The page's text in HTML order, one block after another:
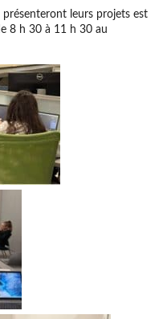
leurs projets est
8 h 30 à 11 h 30 au